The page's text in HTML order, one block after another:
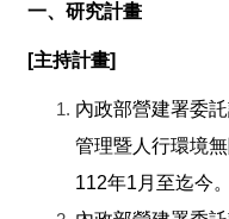
一、研究計畫
[主持計畫]
內政部營建署委
管理暨人行環境
112年1月至迄今。